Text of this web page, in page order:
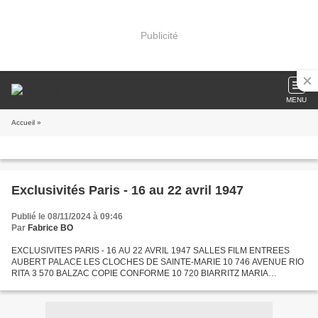
Publicité
MENU
Accueil »
Exclusivités Paris - 16 au 22 avril 1947
Publié le 08/11/2024 à 09:46
Par Fabrice BO
EXCLUSIVITES PARIS - 16 AU 22 AVRIL 1947 SALLES FILM ENTREES
AUBERT PALACE LES CLOCHES DE SAINTE-MARIE 10 746 AVENUE RIO
RITA 3 570 BALZAC COPIE CONFORME 10 720 BIARRITZ MARIA
BROADWAY UNE NUIT A CASABLANCA...